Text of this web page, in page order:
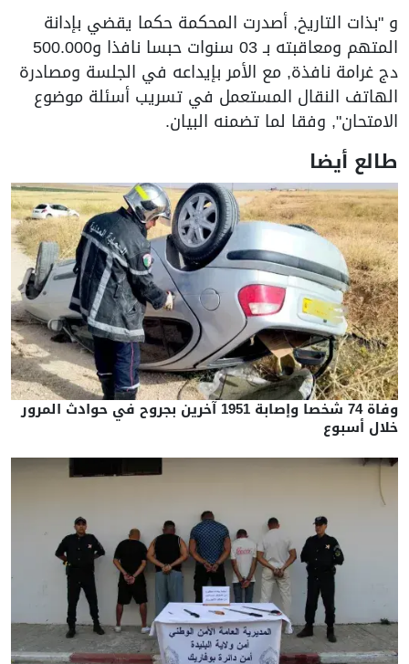
و "بذات التاريخ, أصدرت المحكمة حكما يقضي بإدانة
المتهم ومعاقبته بـ 03 سنوات حبسا نافذا و500.000
دج غرامة نافذة, مع الأمر بإيداعه في الجلسة ومصادرة
الهاتف النقال المستعمل في تسريب أسئلة موضوع
الامتحان", وفقا لما تضمنه البيان.
طالع أيضا
وفاة 74 شخصا وإصابة 1951 آخرين بجروح في حوادث المرور
خلال أسبوع